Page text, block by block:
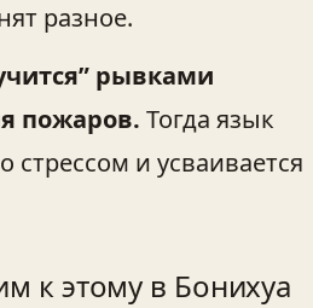
разное.
рывками
пожаров. Тогда язык
стрессом и усваивается
к этому в Бонихуа